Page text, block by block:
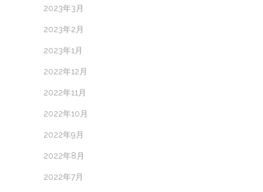
2023年3月
2023年2月
2023年1月
2022年12月
2022年11月
2022年10月
2022年9月
2022年8月
2022年7月